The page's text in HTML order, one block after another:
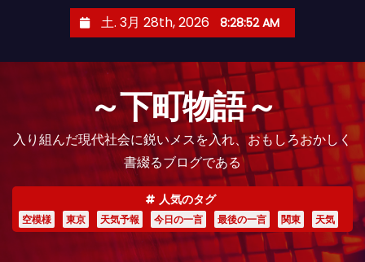
土. 3月 28th, 2026 8:28:53 AM
～下町物語～
入り組んだ現代社会に鋭いメスを入れ、おもしろおかしく
書綴るブログである
人気のタグ
空模様 東京 天気予報 今日の一言 最後の一言 関東 天気